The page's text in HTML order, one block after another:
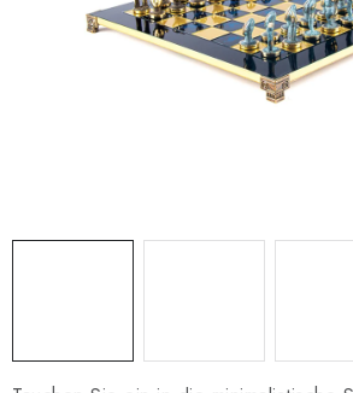
Geschäftsbedingungen